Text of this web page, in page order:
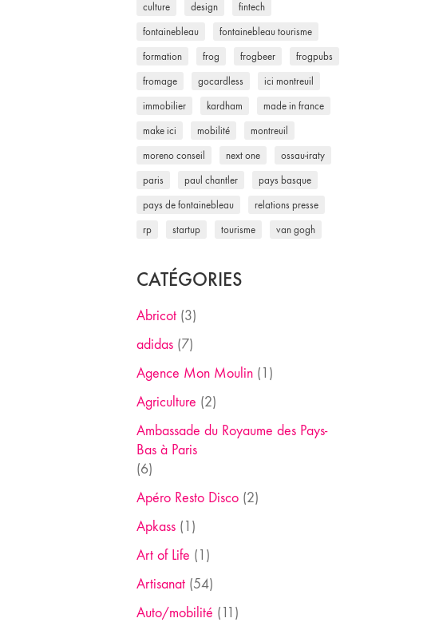
culture design fintech
fontainebleau fontainebleau tourisme
formation frog frogbeer frogpubs
fromage gocardless ici montreuil
immobilier kardham made in france
make ici mobilité montreuil
moreno conseil next one ossau-iraty
paris paul chantler pays basque
pays de fontainebleau relations presse
rp startup tourisme van gogh
CATÉGORIES
Abricot(3)
adidas(7)
Agence Mon Moulin(1)
Agriculture (2)
Ambassade du Royaume des Pays-
Bas à Paris
(6)
Apéro Resto Disco(2)
Apkass(1)
Art of Life (1)
Artisanat(54)
Auto/mobilité (11)